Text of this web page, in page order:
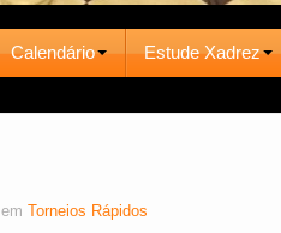
Calendário Estude Xadrez
Torneios Rápidos